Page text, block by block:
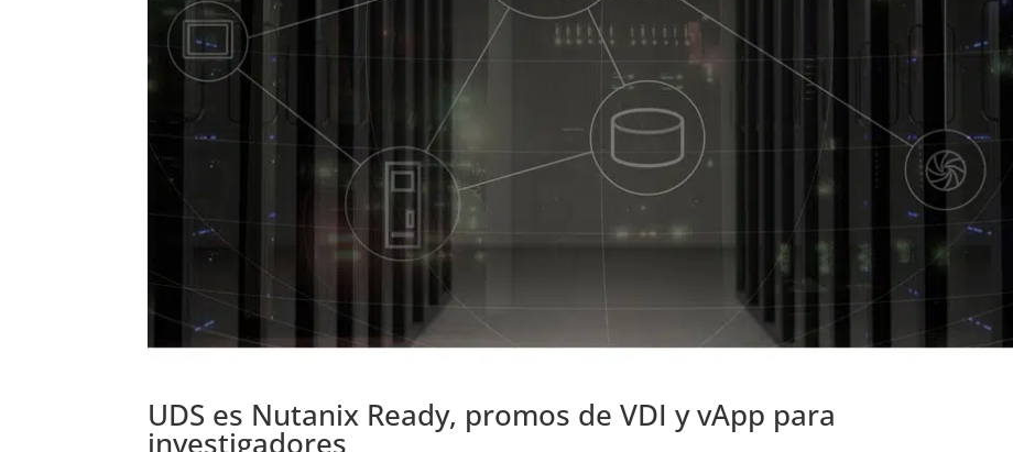
UDS es Nutanix Ready, promos de VDI y vApp para
investigadores